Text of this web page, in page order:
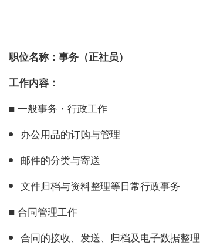
职位名称：事务（正社员）
工作内容：
■ 一般事务・行政工作
办公用品的订购与管理
邮件的分类与寄送
文件归档与资料整理等日常行政事务
■ 合同管理工作
合同的接收、发送、归档及电子数据整理